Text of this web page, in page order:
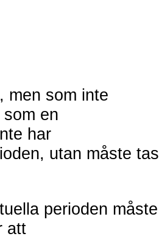
men som inte
en
har
utan måste tas
perioden måste
att